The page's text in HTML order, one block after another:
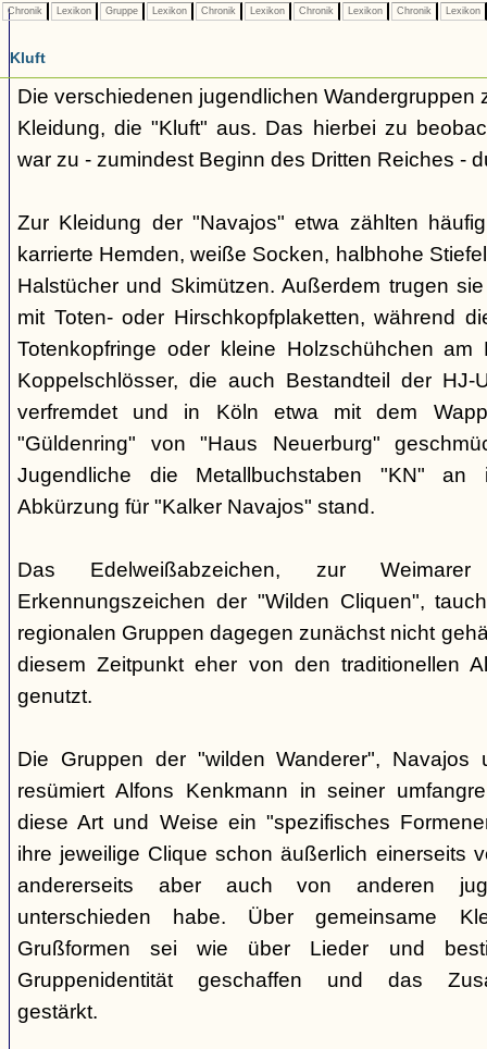
Chronik Lexikon Gruppe Lexikon Chronik Lexikon Chronik Lexikon Chronik Lexikon
Kluft
Die verschiedenen jugendlichen Wandergruppen
Kleidung, die "Kluft" aus. Das hierbei zu
war zu - zumindest Beginn des Dritten Reiches -
Zur Kleidung der "Navajos" etwa zählten
karrierte Hemden, weiße Socken, halbhohe
Halstücher und Skimützen. Außerdem trugen
mit Toten- oder Hirschkopfplaketten, während
Totenkopfringe oder kleine Holzschühchen am
Koppelschlösser, die auch Bestandteil der HJ-
verfremdet und in Köln etwa mit dem
"Güldenring" von "Haus Neuerburg"
Jugendliche die Metallbuchstaben "KN"
Abkürzung für "Kalker Navajos" stand.
Das Edelweißabzeichen, zur
Erkennungszeichen der "Wilden Cliquen",
regionalen Gruppen dagegen zunächst nicht
diesem Zeitpunkt eher von den traditionellen
genutzt.
Die Gruppen der "wilden Wanderer", Navajos
resümiert Alfons Kenkmann in seiner
diese Art und Weise ein "spezifisches
ihre jeweilige Clique schon äußerlich einerseits
andererseits aber auch von anderen
unterschieden habe. Über gemeinsame
Grußformen sei wie über Lieder und
Gruppenidentität geschaffen und das
gestärkt.